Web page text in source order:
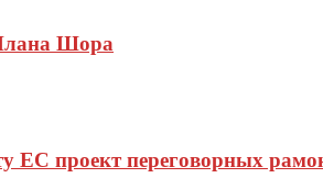
Шора
ЕС проект переговорных